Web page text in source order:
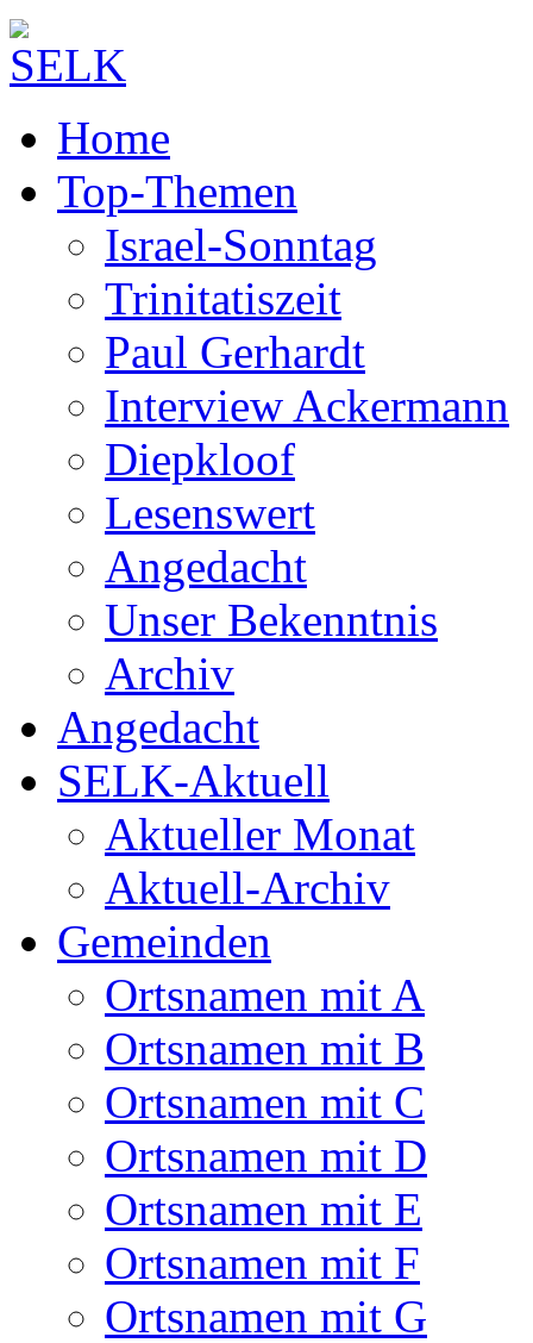
Home
Top-Themen
Israel-Sonntag
Trinitatiszeit
Paul Gerhardt
Interview Ackermann
Diepkloof
Lesenswert
Angedacht
Unser Bekenntnis
Archiv
Angedacht
SELK-Aktuell
Aktueller Monat
Aktuell-Archiv
Gemeinden
Ortsnamen mit A
Ortsnamen mit B
Ortsnamen mit C
Ortsnamen mit D
Ortsnamen mit E
Ortsnamen mit F
Ortsnamen mit G